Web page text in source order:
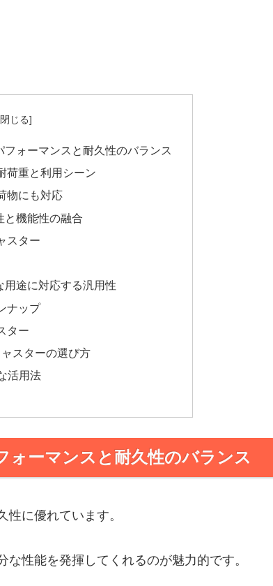
ォーマンスと耐久性のバランス
荷重と利用シーン
物にも対応
と機能性の融合
スター
用途に対応する汎用性
ナップ
ター
スターの選び方
活用法
ォーマンスと耐久性のバランス
に優れています。
性能を発揮してくれるのが魅力的です。